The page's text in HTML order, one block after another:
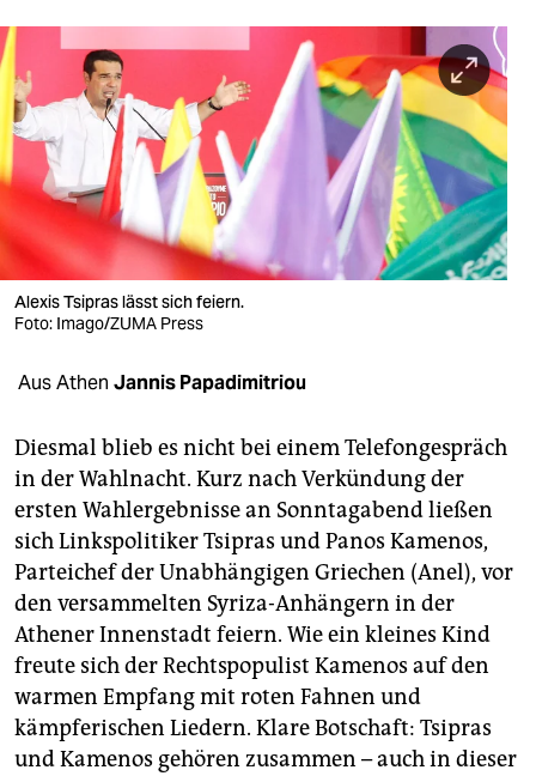
sport
berlin
nord
wahrheit
verlag
verlag
veranstaltungen
fragen & hilfe
unterstützen
abo
genossenschaft
epaper login
Alexis Tsipras lässt sich feiern.
Foto: Imago/ZUMA Press
Aus Athen Jannis Papadimitriou
Diesmal blieb es nicht bei einem Telefongespräch
in der Wahlnacht. Kurz nach Verkündung der
ersten Wahlergebnisse an Sonntagabend ließen
sich Linkspolitiker Tsipras und Panos Kamenos,
Parteichef der Unabhängigen Griechen (Anel), vor
den versammelten Syriza-Anhängern in der
Athener Innenstadt feiern. Wie ein kleines Kind
freute sich der Rechtspopulist Kamenos auf den
warmen Empfang mit roten Fahnen und
kämpferischen Liedern. Klare Botschaft: Tsipras
und Kamenos gehören zusammen – auch in dieser